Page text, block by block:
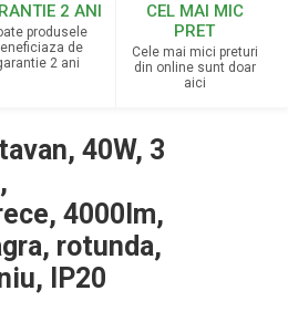
2 ANI
produsele
de
2 ani
CEL MAI MIC
PRET
Cele mai mici preturi
din online sunt doar
aici
40W, 3
4000lm,
rotunda,
IP20